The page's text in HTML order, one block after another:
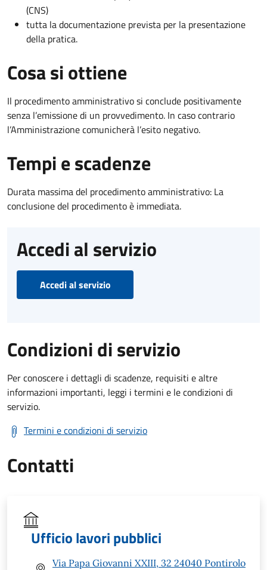
(CNS)
tutta la documentazione prevista per la presentazione
della pratica.
Cosa si ottiene
Il procedimento amministrativo si conclude positivamente
senza l’emissione di un provvedimento. In caso contrario
l’Amministrazione comunicherà l’esito negativo.
Tempi e scadenze
Durata massima del procedimento amministrativo: La
conclusione del procedimento è immediata.
Accedi al servizio
Accedi al servizio
Condizioni di servizio
Per conoscere i dettagli di scadenze, requisiti e altre
informazioni importanti, leggi i termini e le condizioni di
servizio.
Termini e condizioni di servizio
Contatti
Ufficio lavori pubblici
Via Papa Giovanni XXIII, 32 24040 Pontirolo